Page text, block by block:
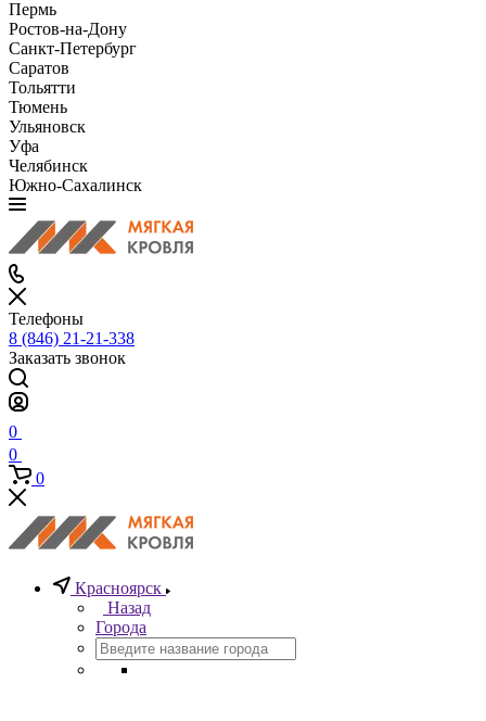
Пермь
Ростов-на-Дону
Санкт-Петербург
Саратов
Тольятти
Тюмень
Ульяновск
Уфа
Челябинск
Южно-Сахалинск
Телефоны
8 (846) 21-21-338
Заказать звонок
0
0
0
Красноярск
Назад
Города